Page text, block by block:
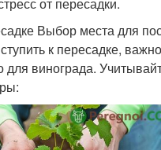
Выбор места для
к пересадке,
винограда.